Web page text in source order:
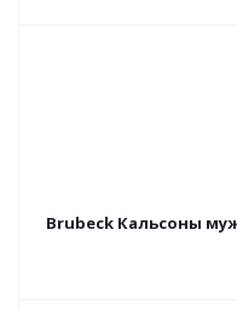
Brubeck Кальсоны